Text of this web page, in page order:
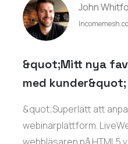
John
&quot;Mitt nya
med kunder&quot;
&quot;Superlätt att
webinarplattform.